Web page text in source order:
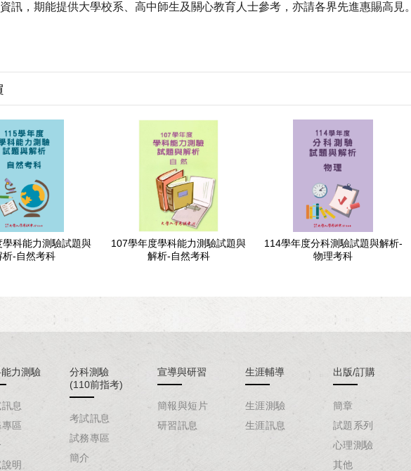
，期能提供大學校系、高中師生及關心教育人士參考，亦請各界先進惠賜高見。
學科能力測驗試題與
析-自然考科
107學年度學科能力測驗試題與
解析-自然考科
114學年度分科測驗試題與解析-
物理考科
力測驗
息
區
明
分科測驗
(110前指考)
考試訊息
試務專區
簡介
宣導與研習
簡報與短片
研習訊息
生涯輔導
生涯測驗
生涯訊息
出版/訂購
簡章
試題系列
心理測驗
其他